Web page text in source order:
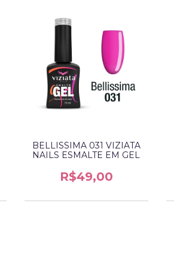
BELLISSIMA 031 VIZIATA
NAILS ESMALTE EM GEL
R$49,00